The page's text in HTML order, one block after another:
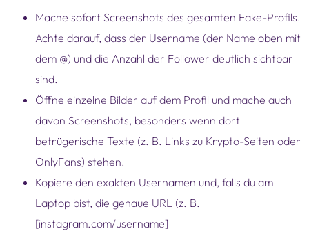
Mache sofort Screenshots des gesamten Fake-Profils.
Achte darauf, dass der Username (der Name oben mit
dem @) und die Anzahl der Follower deutlich sichtbar
sind.
Öffne einzelne Bilder auf dem Profil und mache auch
davon Screenshots, besonders wenn dort
betrügerische Texte (z. B. Links zu Krypto-Seiten oder
OnlyFans) stehen.
Kopiere den exakten Usernamen und, falls du am
Laptop bist, die genaue URL (z. B.
[instagram.com/username]